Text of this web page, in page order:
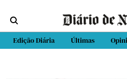
Edição Diária Últimas